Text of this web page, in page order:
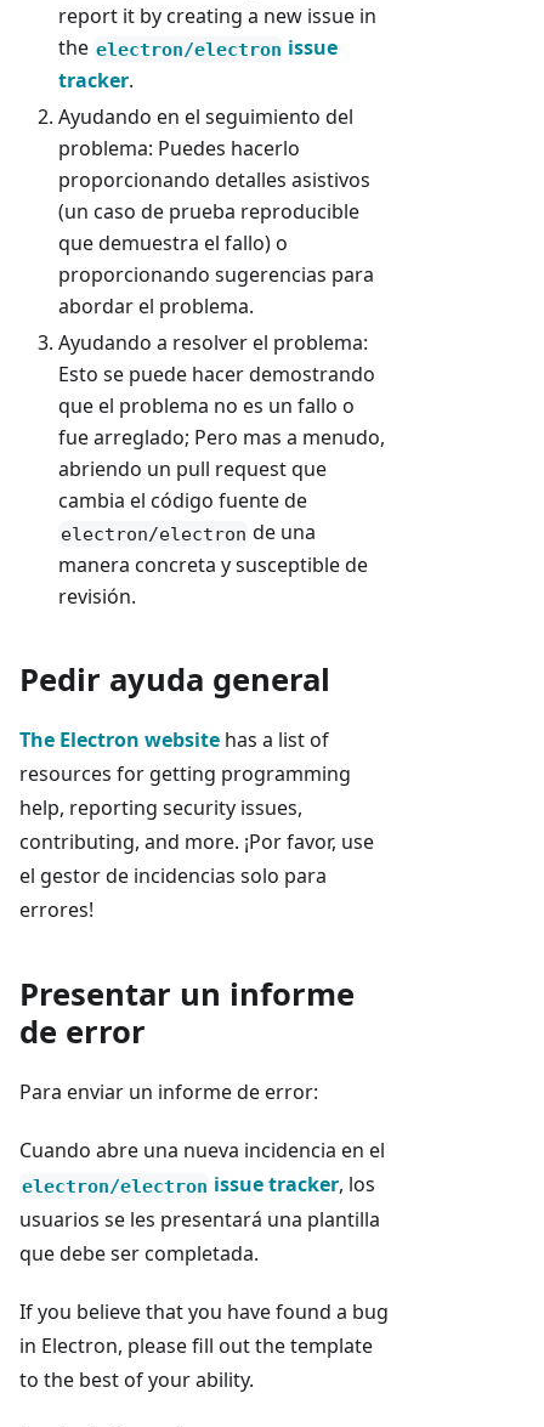
report it by creating a new issue in
the electron/electron issue
tracker.
Ayudando en el seguimiento del
problema: Puedes hacerlo
proporcionando detalles asistivos
(un caso de prueba reproducible
que demuestra el fallo) o
proporcionando sugerencias para
abordar el problema.
Ayudando a resolver el problema:
Esto se puede hacer demostrando
que el problema no es un fallo o
fue arreglado; Pero mas a menudo,
abriendo un pull request que
cambia el código fuente de
electron/electron de una
manera concreta y susceptible de
revisión.
Pedir ayuda general
The Electron website has a list of
resources for getting programming
help, reporting security issues,
contributing, and more. ¡Por favor, use
el gestor de incidencias solo para
errores!
Presentar un informe
de error
Para enviar un informe de error:
Cuando abre una nueva incidencia en el
electron/electron issue tracker, los
usuarios se les presentará una plantilla
que debe ser completada.
If you believe that you have found a bug
in Electron, please fill out the template
to the best of your ability.